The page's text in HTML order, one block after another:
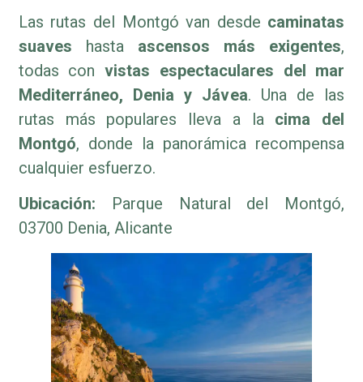
Las rutas del Montgó van desde caminatas
suaves hasta ascensos más exigentes,
todas convistas espectaculares del mar
Mediterráneo, Denia y Jávea. Una de las
rutas más populares lleva a la cima del
Montgó, donde la panorámica recompensa
cualquier esfuerzo.
Ubicación: Parque Natural del Montgó,
03700 Denia, Alicante